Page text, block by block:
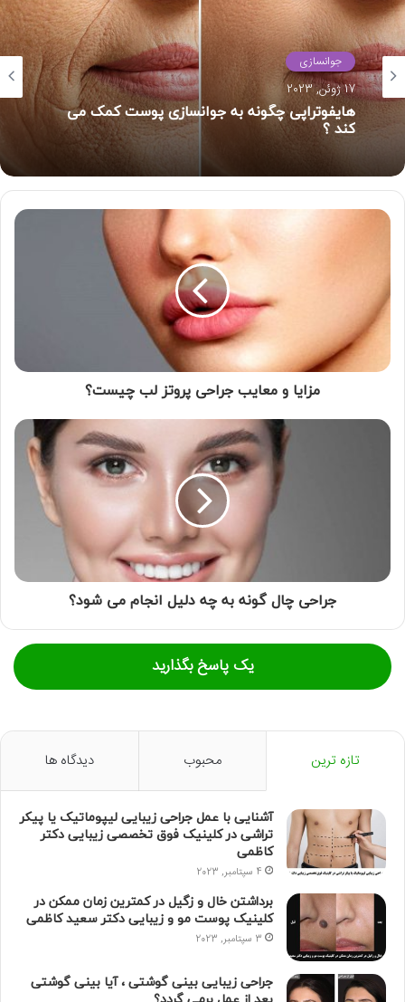
جوانسازی
17 ژوئن, 2023
هایفوتراپی چگونه به جوانسازی پوست کمک می
کند ؟
مزایا و معایب جراحی پروتز لب چیست؟
جراحی چال گونه به چه دلیل انجام می شود؟
یک پاسخ بگذارید
تازه ترین محبوب دیدگاه ها
آشنایی با عمل جراحی زیبایی لیپوماتیک یا پیکر
تراشی در کلینیک فوق تخصصی زیبایی دکتر
کاظمی
4 سپتامبر, 2023
برداشتن خال و زگیل در کمترین زمان ممکن در
کلینیک پوست مو و زیبایی دکتر سعید کاظمی
3 سپتامبر, 2023
جراحی زیبایی بینی گوشتی ، آیا بینی گوشتی